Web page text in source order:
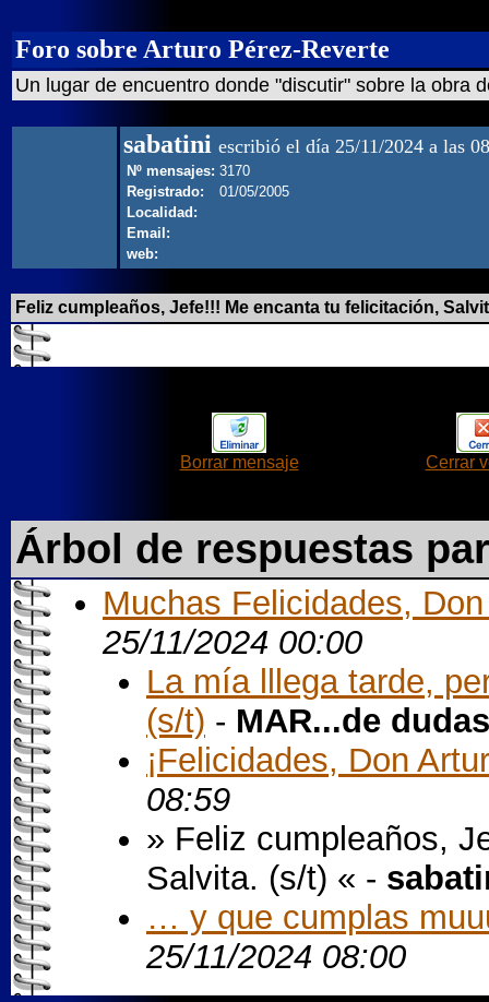
Foro sobre Arturo Pérez-Reverte
Un lugar de encuentro donde "discutir" sobre la obra
sabatini escribió el día 25/11/2024 a las
Nº mensajes: 3170
Registrado:
01/05/2005
Localidad:
Email:
web:
Feliz cumpleaños, Jefe!!! Me encanta tu felicitación,
Borrar mensaje Cerrar
Árbol de respuestas
Muchas Felicidades, Don
25/11/2024 00:00
La mía lllega tarde,
(s/t) - MAR...de dudas
¡Felicidades, Don
08:59
» Feliz cumpleaños,
Salvita. (s/t) « -
… y que cumplas
25/11/2024 08:00